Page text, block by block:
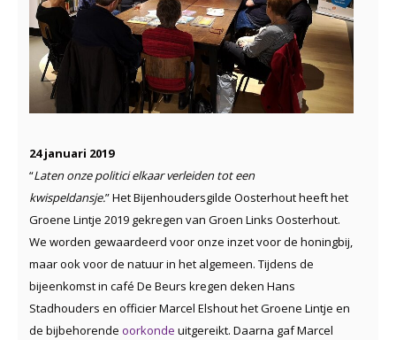
24 januari 2019
“Laten onze politici elkaar verleiden tot een
kwispeldansje.” Het Bijenhoudersgilde Oosterhout heeft het
Groene Lintje 2019 gekregen van Groen Links Oosterhout.
We worden gewaardeerd voor onze inzet voor de honingbij,
maar ook voor de natuur in het algemeen. Tijdens de
bijeenkomst in café De Beurs kregen deken Hans
Stadhouders en officier Marcel Elshout het Groene Lintje en
de bijbehorende oorkonde uitgereikt. Daarna gaf Marcel